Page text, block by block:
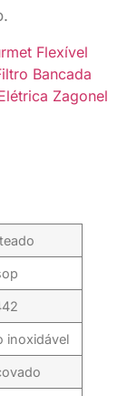
Flexível
Bancada
Zagonel
inoxidável